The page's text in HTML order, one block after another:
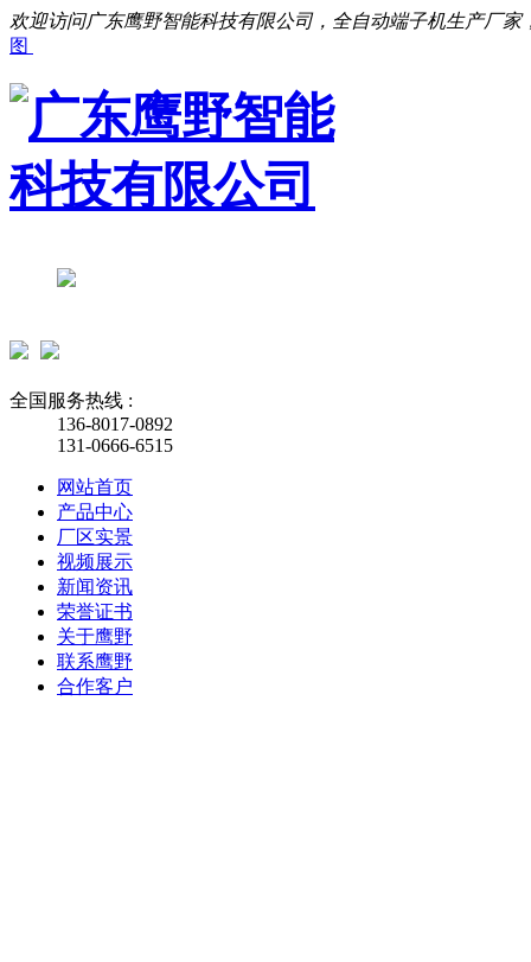
欢迎访问广东鹰野智能科技有限公司，全自动端子机生产厂家
图
全国服务热线 :
136-8017-0892
131-0666-6515
网站首页
产品中心
厂区实景
视频展示
新闻资讯
荣誉证书
关于鹰野
联系鹰野
合作客户